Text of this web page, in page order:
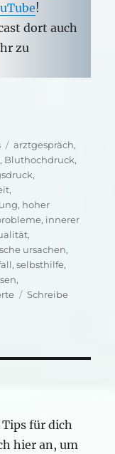
!
dort auch
zu
Schlagwörter
arztgespräch,
, Bluthochdruck,
,
,
, hoher
, innerer
,
ursachen,
,selbsthilfe,
,
Schreibe
für dich
hier an, um